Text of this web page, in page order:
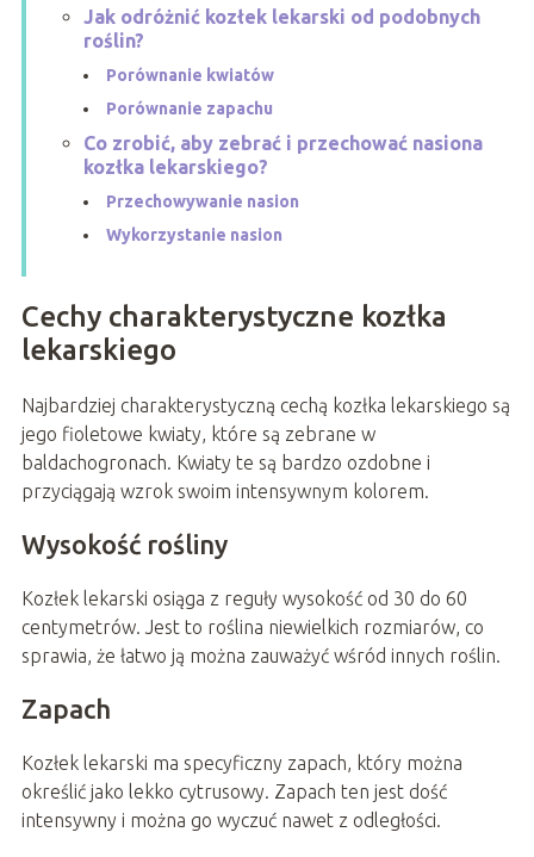
Jak odróżnić kozłek lekarski od podobnych
roślin?
Porównanie kwiatów
Porównanie zapachu
Co zrobić, aby zebrać i przechować nasiona
kozłka lekarskiego?
Przechowywanie nasion
Wykorzystanie nasion
Cechy charakterystyczne kozłka
lekarskiego
Najbardziej charakterystyczną cechą kozłka lekarskiego są
jego fioletowe kwiaty, które są zebrane w
baldachogronach. Kwiaty te są bardzo ozdobne i
przyciągają wzrok swoim intensywnym kolorem.
Wysokość rośliny
Kozłek lekarski osiąga z reguły wysokość od 30 do 60
centymetrów. Jest to roślina niewielkich rozmiarów, co
sprawia, że łatwo ją można zauważyć wśród innych roślin.
Zapach
Kozłek lekarski ma specyficzny zapach, który można
określić jako lekko cytrusowy. Zapach ten jest dość
intensywny i można go wyczuć nawet z odległości.